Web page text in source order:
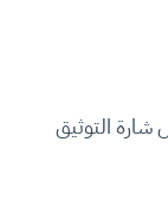
شارة التوثيق